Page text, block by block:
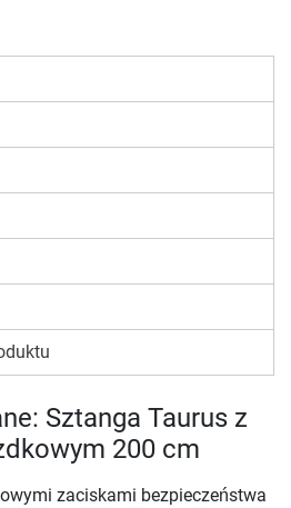
Sztanga Taurus z
200 cm
zaciskami bezpieczeństwa